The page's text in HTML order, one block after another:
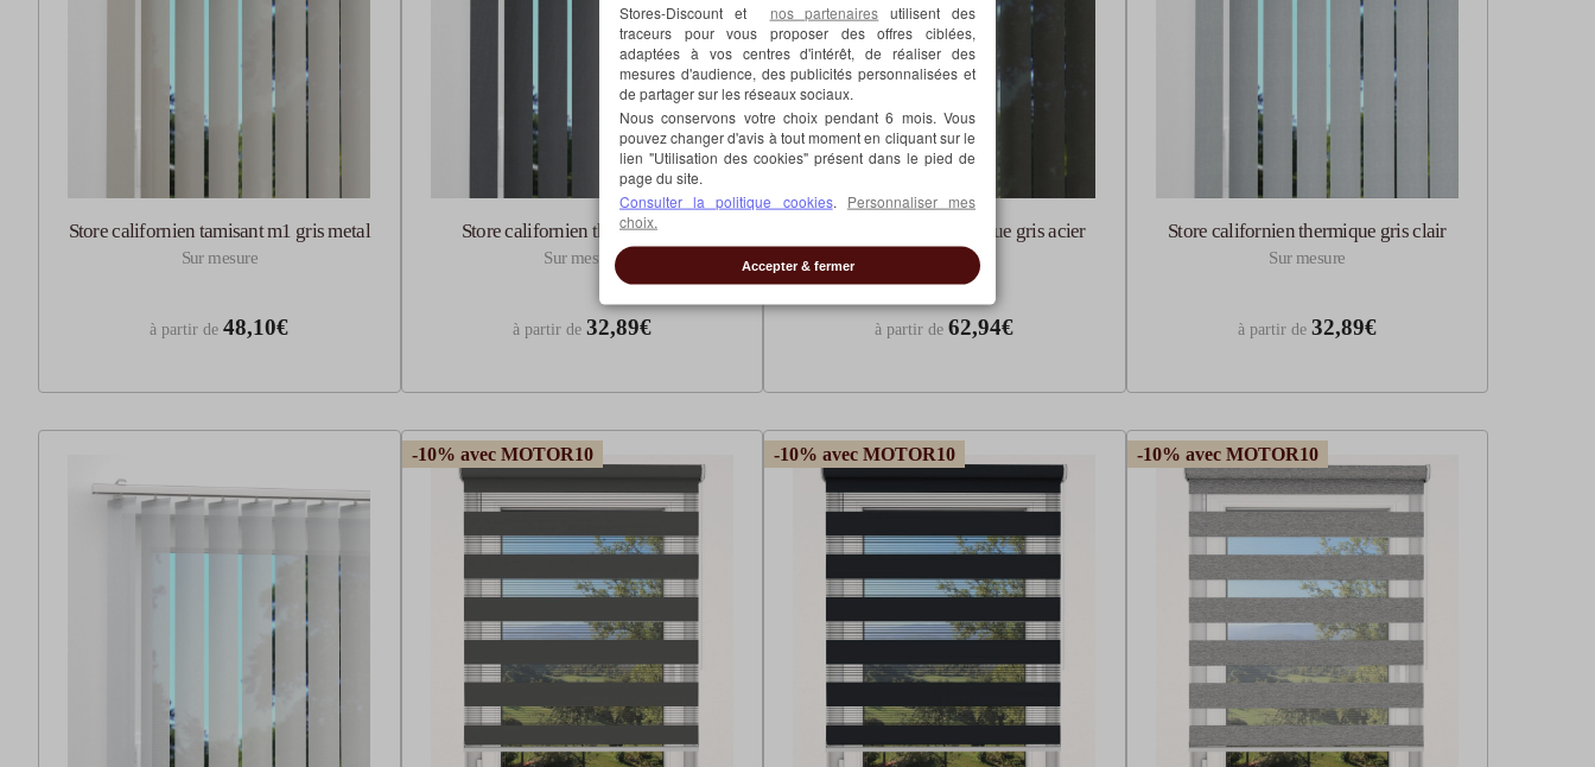
Store californien tamisant m1 gris metal
Sur mesure
à partir de 48,10€
Store californien thermique gris
Sur mesure
à partir de 32,89€
Store californien thermique gris acier
Sur mesure
à partir de 62,94€
Store californien thermique gris clair
Sur mesure
à partir de 32,89€
-10% avec MOTOR10 -10% avec MOTOR10 -10% avec MOTOR10
Stores-Discount et nos partenaires utilisent des
traceurs pour vous proposer des offres ciblées,
adaptées à vos centres d'intérêt, de réaliser des
mesures d'audience, des publicités personnalisées et
de partager sur les réseaux sociaux.
Nous conservons votre choix pendant 6 mois. Vous
pouvez changer d'avis à tout moment en cliquant sur le
lien "Utilisation des cookies" présent dans le pied de
page du site.
Consulter la politique cookies. Personnaliser mes
choix.
Accepter & fermer